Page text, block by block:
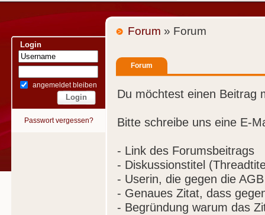
Login
angemeldet bleiben
Passwort vergessen?
Forum » Forum
Forum
Du möchtest einen Beitrag
Bitte schreibe uns eine E-
- Link des Forumsbeitrags
- Diskussionstitel
- Userin, die gegen die
- Genaues Zitat, dass
- Begründung warum das